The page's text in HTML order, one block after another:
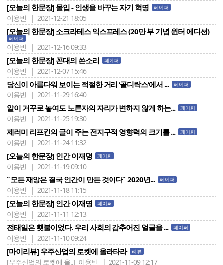
[오늘의 한문장] 몰입 - 인생을 바꾸는 자기 혁명 페이퍼
이용빈 | 2021-12-21 18:05
[오늘의 한문장] 소크라테스 익스프레스 (20만 부 기념 윈터 에디션)
페이퍼
이용빈 | 2021-12-16 09:33
[오늘의 한문장] 꼰대의 쓴소리 페이퍼
이용빈 | 2021-12-07 15:46
당신이 아름다워 보이는 적절한 거리 ‘골디락스‘에서 ... 페이퍼
이용빈 | 2021-11-29 16:40
알이 거꾸로 놓여도 노른자의 자리가 변하지 않게 하는... 페이퍼
이용빈 | 2021-11-25 19:30
제러미 리프킨의 글이 주는 전지구적 영향력의 크기를 ... 페이퍼
이용빈 | 2021-11-24 11:32
[오늘의 한문장] 인간 이재명 페이퍼
이용빈 | 2021-11-19 09:10
˝모든 재앙은 결국 인간이 만든 것이다˝ 2020년... 페이퍼
이용빈 | 2021-11-18 11:15
[오늘의 한문장] 인간 이재명 페이퍼
이용빈 | 2021-11-11 12:13
전태일은 횃불이었다. 우리 사회의 감추어진 얼굴을 ... 페이퍼
이용빈 | 2021-11-10 09:24
[마이리뷰] 우주산업의 로켓에 올라타라 리뷰
[우주산업의 로켓에 올..] 이용빈 | 2021-11-09 12:17